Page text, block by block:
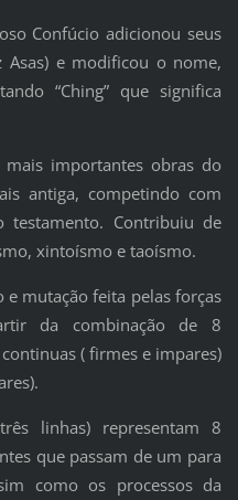
Confúcio adicionou seus
Asas) e modificou o nome,
“Ching” que significa
importantes obras do
antiga, competindo com
Contribuiu de
xintoísmo e taoísmo.
e mutação feita pelas forças
da combinação de 8
( firmes e impares)
linhas) representam 8
que passam de um para
como os processos da